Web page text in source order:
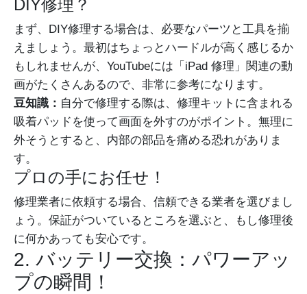
DIY修理？
まず、DIY修理する場合は、必要なパーツと工具を揃
えましょう。最初はちょっとハードルが高く感じるか
もしれませんが、YouTubeには「iPad 修理」関連の動
画がたくさんあるので、非常に参考になります。
豆知識： 自分で修理する際は、修理キットに含まれる
吸着パッドを使って画面を外すのがポイント。無理に
外そうとすると、内部の部品を痛める恐れがありま
す。
プロの手にお任せ！
修理業者に依頼する場合、信頼できる業者を選びまし
ょう。保証がついているところを選ぶと、もし修理後
に何かあっても安心です。
2. バッテリー交換：パワーアッ
プの瞬間！